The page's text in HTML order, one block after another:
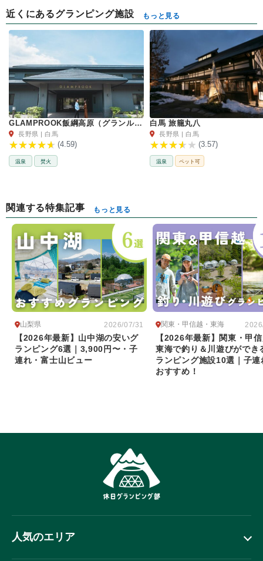
近くにあるグランピング施設 もっと見る
GLAMPROOK飯綱高原（グランルーク）
長野県 | 白馬
(4.59)
温泉 焚火
白馬 旅籠丸八
長野県 | 白馬
(3.57)
温泉 ペット可
関連する特集記事 もっと見る
2026/07/31
山梨県
【2026年最新】山中湖の安いグ
ランピング6選｜3,900円〜・子
連れ・富士山ビュー
関東・甲信越・東海
【2026年最新】関東・甲
東海で釣り＆川遊びができ
ランピング施設10選｜子連
おすすめ！
人気のエリア